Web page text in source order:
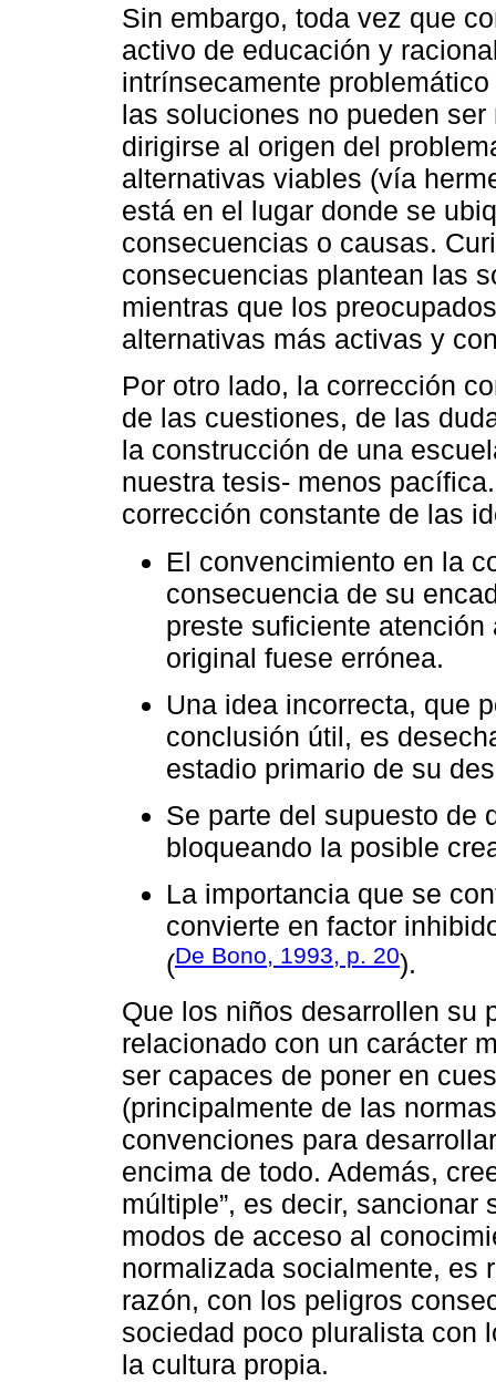
Sin embargo, toda vez que
activo de educación y
intrínsecamente
las soluciones no pueden
dirigirse al origen del
alternativas viables (vía
está en el lugar donde se
consecuencias o causas.
consecuencias plantean las
mientras que los
alternativas más activas y
Por otro lado, la corrección
de las cuestiones, de las
la construcción de una
nuestra tesis- menos
corrección constante de las
El convencimiento en la
consecuencia de su
preste suficiente
original fuese errónea.
Una idea incorrecta, que
conclusión útil, es
estadio primario de su
Se parte del supuesto de
bloqueando la posible
La importancia que se
convierte en factor
(De Bono, 1993, p. 20).
Que los niños desarrollen su
relacionado con un carácter
ser capaces de poner en
(principalmente de las
convenciones para
encima de todo. Además,
múltiple”, es decir,
modos de acceso al
normalizada socialmente, es
razón, con los peligros
sociedad poco pluralista con
la cultura propia.